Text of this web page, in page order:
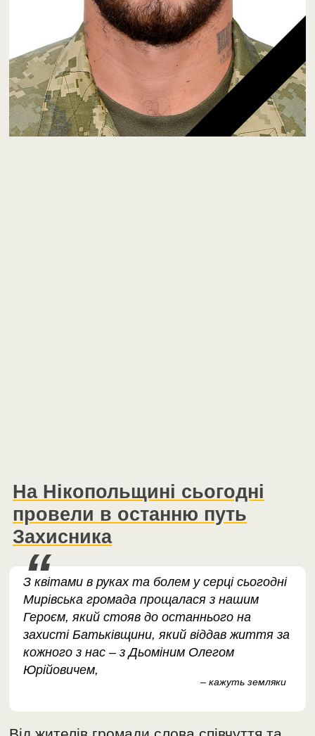
На Нікопольщині сьогодні
провели в останню путь
Захисника
З квітами в руках та болем у серці сьогодні
Мирівська громада прощалася з нашим
Героєм, який стояв до останнього на
захисті Батьківщини, який віддав життя за
кожного з нас – з Дьоміним Олегом
Юрійовичем,
– кажуть земляки